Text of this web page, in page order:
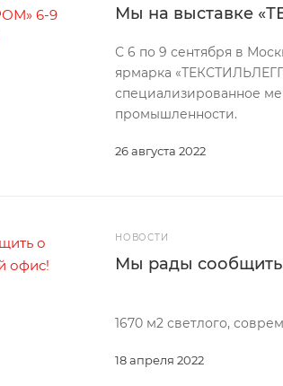
26 августа 2022
Мы на выставке
С 6 по 9 сентября в
ярмарка
специализированное
промышленности.
НОВОСТИ
18 апреля 2022
Мы рады сообщить
1670 м2 светлого,